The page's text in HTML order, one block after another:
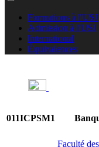
Formations à l'USJ
Admission à l'USJ
International
Équivalences
011ICPSM1
Faculté